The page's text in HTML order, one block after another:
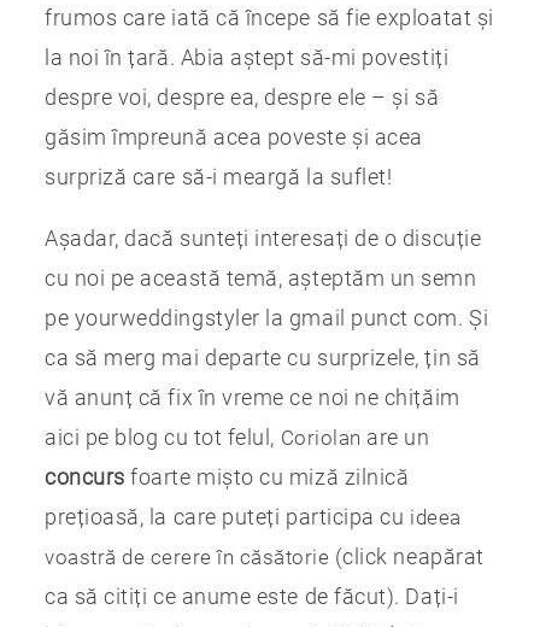
frumos care iată că începe să fie exploatat și
la noi în țară. Abia aștept să-mi povestiți
despre voi, despre ea, despre ele – și să
găsim împreună acea poveste și acea
surpriză care să-i meargă la suflet!
Așadar, dacă sunteți interesați de o discuție
cu noi pe această temă, așteptăm un semn
pe yourweddingstyler la gmail punct com. Și
ca să merg mai departe cu surprizele, țin să
vă anunț că fix în vreme ce noi ne chițăim
aici pe blog cu tot felul, Coriolan are un
concurs foarte mișto cu miză zilnică
prețioasă, la care puteți participa cu ideea
voastră de cerere în căsătorie (click neapărat
ca să citiți ce anume este de făcut). Dați-i